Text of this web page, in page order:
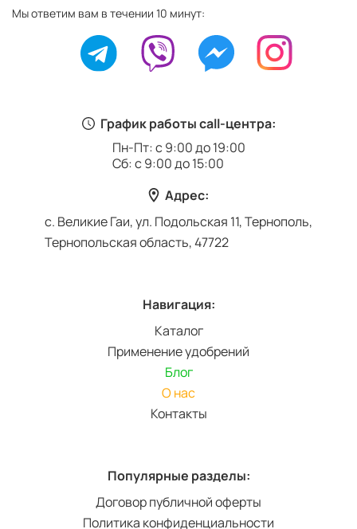
График работы call-центра:
Пн-Пт: с 9:00 до 19:00
Сб: с 9:00 до 15:00
Адрес:
с. Великие Гаи, ул. Подольская 11, Тернополь,
Тернопольская область, 47722
Навигация:
Каталог
Применение удобрений
Блог
О нас
Контакты
Популярные разделы:
Договор публичной оферты
Политика конфиденциальности
Мы ответим вам в течении 10 минут: